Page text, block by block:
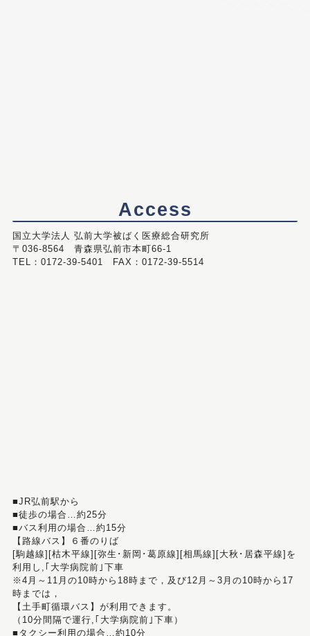
Access
国立大学法人 弘前大学被ばく医療総合研究所
〒036-8564 青森県弘前市本町66-1
TEL：0172-39-5401 FAX：0172-39-5514
■JR弘前駅から
■徒歩の場合…約25分
■バス利用の場合…約15分
【路線バス】６番のりば
[駒越線][枯木平線][弥生･新岡･葛原線][相馬線][大秋･居森平線]を
利用し,｢大学病院前｣下車
※4月～11月の10時から18時まで，及び12月～3月の10時から17
時までは，
【土手町循環バス】が利用できます。
（10分間隔で運行,｢大学病院前｣下車）
■タクシー利用の場合…約10分